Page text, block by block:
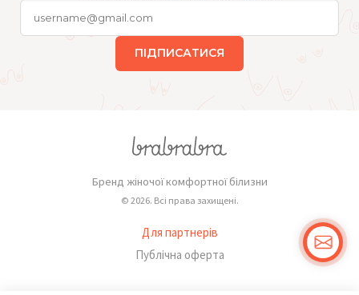
ПІДПИСАТИСЯ
Бренд жіночої комфортної білизни
© 2026. Всі права захищені.
Для партнерів
Публічна оферта